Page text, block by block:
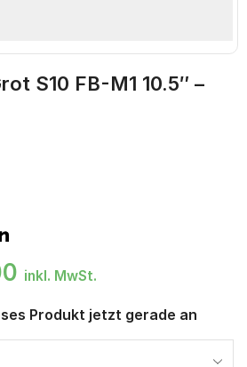
S10 FB-M1 10.5″ –
inkl. MwSt.
Produkt jetzt gerade an